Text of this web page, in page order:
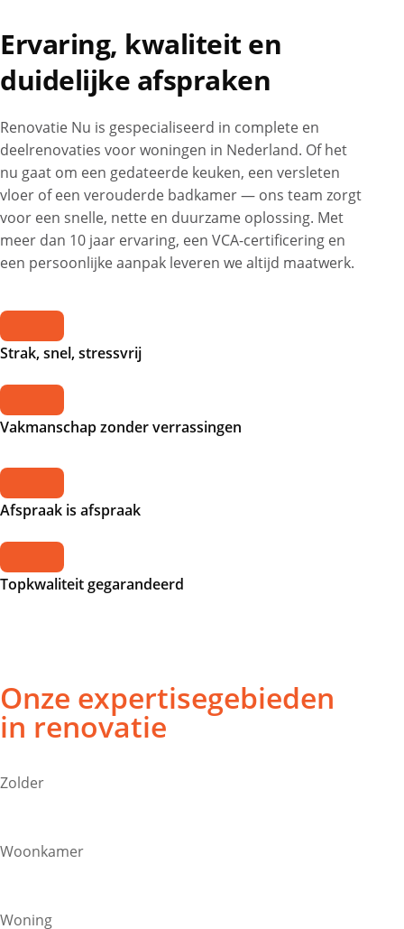
Ervaring, kwaliteit en
duidelijke afspraken
Renovatie Nu is gespecialiseerd in complete en
deelrenovaties voor woningen in Nederland. Of het
nu gaat om een gedateerde keuken, een versleten
vloer of een verouderde badkamer — ons team zorgt
voor een snelle, nette en duurzame oplossing. Met
meer dan 10 jaar ervaring, een VCA-certificering en
een persoonlijke aanpak leveren we altijd maatwerk.
Strak, snel, stressvrij
Vakmanschap zonder verrassingen
Afspraak is afspraak
Topkwaliteit gegarandeerd
Onze expertisegebieden
in renovatie
Zolder
Woonkamer
Woning